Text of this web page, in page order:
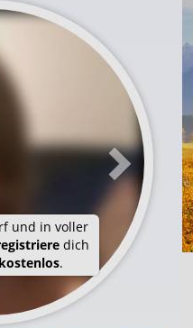
und in voller
dich
kostenlos.